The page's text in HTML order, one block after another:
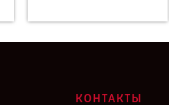
КОНТАКТЫ